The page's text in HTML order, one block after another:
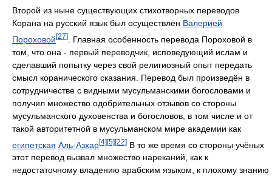
Второй из ныне существующих стихотворных переводов
Корана на русский язык был осуществлён Валерией
Пороховой[27]
. Главная особенность перевода Пороховой в
том, что она - первый переводчик, исповедующий ислам и
сделавший попытку через свой религиозный опыт передать
смысл коранического сказания. Перевод был произведён в
сотрудничестве с видными мусульманскими богословами и
получил множество одобрительных отзывов со стороны
мусульманского духовенства и богословов, в том числе и от
такой авторитетной в мусульманском мире академии как
египетская Аль-Азхар[4][5][22] В то же время со стороны учёных
этот перевод вызвал множество нареканий, как к
недостаточному владению арабским языком, к плохому знанию